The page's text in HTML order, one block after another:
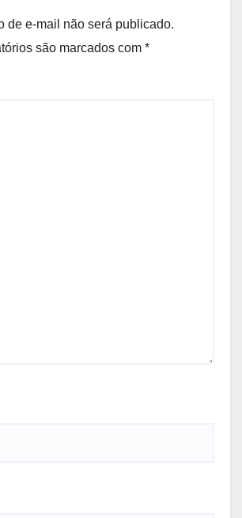
de e-mail não será publicado.
são marcados com *